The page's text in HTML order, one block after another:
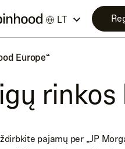
Europe“
rinkos
pajamų per „JP
LT